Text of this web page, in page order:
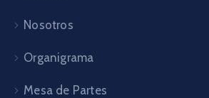
Nosotros
Organigrama
Mesa de Partes